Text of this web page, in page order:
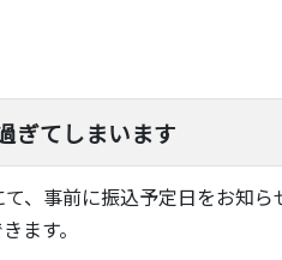
ぎてしまいます
、事前に振込予定日をお知
ます。